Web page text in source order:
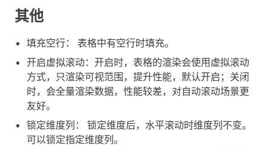
其他
填充空行： 表格中有空行时填充。
开启虚拟滚动：开启时，表格的渲染会使用虚拟滚动
方式，只渲染可视范围，提升性能，默认开启；关闭
时，会全量渲染数据，性能较差，对自动滚动场景更
友好。
锁定维度列： 锁定维度后，水平滚动时维度列不变。
可以锁定指定维度列。